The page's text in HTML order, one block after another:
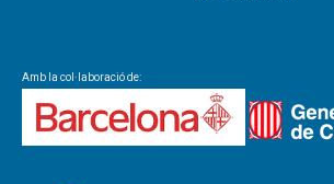
Amb la col·laboració de: